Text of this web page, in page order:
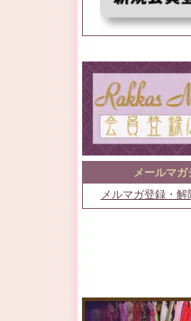
メールマガ
メルマガ登録・解